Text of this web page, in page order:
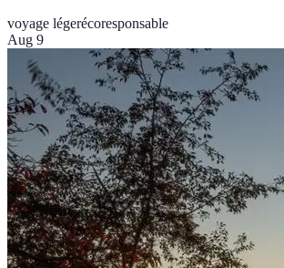
voyage légerécoresponsable
Aug 9